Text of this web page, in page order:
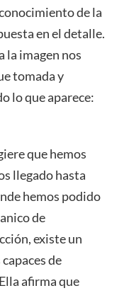
de la
en el detalle.
la imagen nos
tomada y
lo que aparece:
que hemos
llegado hasta
hemos podido
de
existe un
de
afirma que